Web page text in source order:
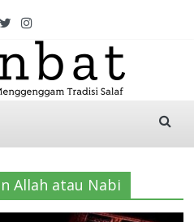
Allah atau Nabi